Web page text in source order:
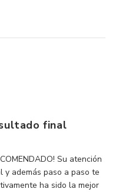
final
Su atención
y además paso a paso te
ha sido la mejor
DEFINITIVAMENTE